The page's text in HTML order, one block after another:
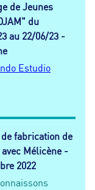
de Jeunes
du
au 22/06/23 -
Estudio
fabrication de
Mélicène -
2022